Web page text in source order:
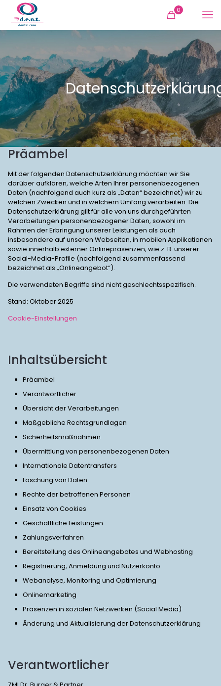
0
Präambel
Mit der folgenden Datenschutzerklärung möchten wir Sie
darüber aufklären, welche Arten Ihrer personenbezogenen
Daten (nachfolgend auch kurz als „Daten“ bezeichnet) wir zu
welchen Zwecken und in welchem Umfang verarbeiten. Die
Datenschutzerklärung gilt für alle von uns durchgeführten
Verarbeitungen personenbezogener Daten, sowohl im
Rahmen der Erbringung unserer Leistungen als auch
insbesondere auf unseren Webseiten, in mobilen Applikationen
sowie innerhalb externer Onlinepräsenzen, wie z. B. unserer
Social-Media-Profile (nachfolgend zusammenfassend
bezeichnet als „Onlineangebot“).
Die verwendeten Begriffe sind nicht geschlechtsspezifisch.
Stand: Oktober 2025
Cookie-Einstellungen
Inhaltsübersicht
Präambel
Verantwortlicher
Übersicht der Verarbeitungen
Maßgebliche Rechtsgrundlagen
Sicherheitsmaßnahmen
Übermittlung von personenbezogenen Daten
Internationale Datentransfers
Löschung von Daten
Rechte der betroffenen Personen
Einsatz von Cookies
Geschäftliche Leistungen
Zahlungsverfahren
Bereitstellung des Onlineangebotes und Webhosting
Registrierung, Anmeldung und Nutzerkonto
Webanalyse, Monitoring und Optimierung
Onlinemarketing
Präsenzen in sozialen Netzwerken (Social Media)
Änderung und Aktualisierung der Datenschutzerklärung
Verantwortlicher